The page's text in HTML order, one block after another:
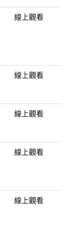
線上觀看
線上觀看
線上觀看
線上觀看
線上觀看